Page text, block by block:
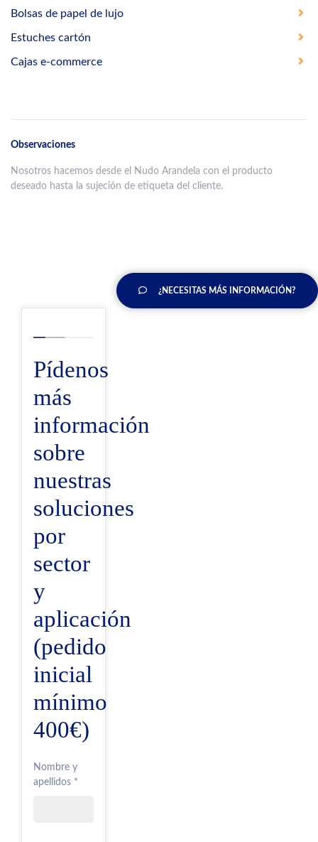
Bolsas de papel de lujo
Estuches cartón
Cajas e-commerce
Observaciones
Nosotros hacemos desde el Nudo Arandela con el producto
deseado hasta la sujeción de etiqueta del cliente.
¿NECESITAS MÁS INFORMACIÓN?
Pídenos
más
información
sobre
nuestras
soluciones
por
sector
y
aplicación
(pedido
inicial
mínimo
400€)
Nombre y
apellidos *